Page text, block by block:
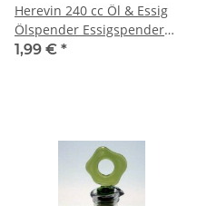
Herevin 240 cc Öl & Essig
Ölspender Essigspender
Glasflsche Deko Sirkelik
1,99 € *